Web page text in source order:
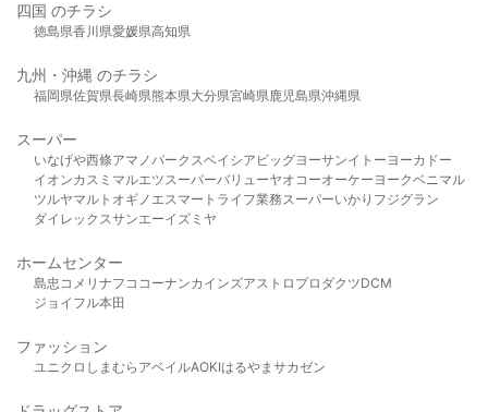
四国 のチラシ
徳島県香川県愛媛県高知県
九州・沖縄 のチラシ
福岡県佐賀県長崎県熊本県大分県宮崎県鹿児島県沖縄県
スーパー
いなげや西條アマノパークスベイシア ビッグヨーサンイトーヨーカドー
イオンカスミ マルエツスーパーバリューヤオコーオーケー ヨークベニマル
ツルヤマルト オギノ エスマート ライフ業務スーパーいかり フジグラン
ダイレックスサンエーイズミヤ
ホームセンター
島忠 コメリ ナフコ コーナンカインズアストロプロダクツDCM
ジョイフル本田
ファッション
ユニクロ しまむら アベイルAOKIはるやま サカゼン